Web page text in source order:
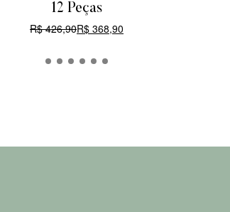
12 Peças
R$426,90R$ 368,90